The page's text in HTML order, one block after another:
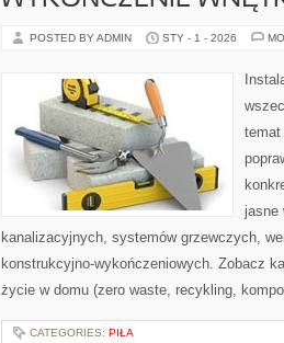
POSTED BY ADMIN STY - 1 - 2026
temat
jasne
kanalizacyjnych, systemów grzewczych,
konstrukcyjno-wykończeniowych. Zobacz
życie w domu (zero waste, recykling,
CATEGORIES: PIŁA